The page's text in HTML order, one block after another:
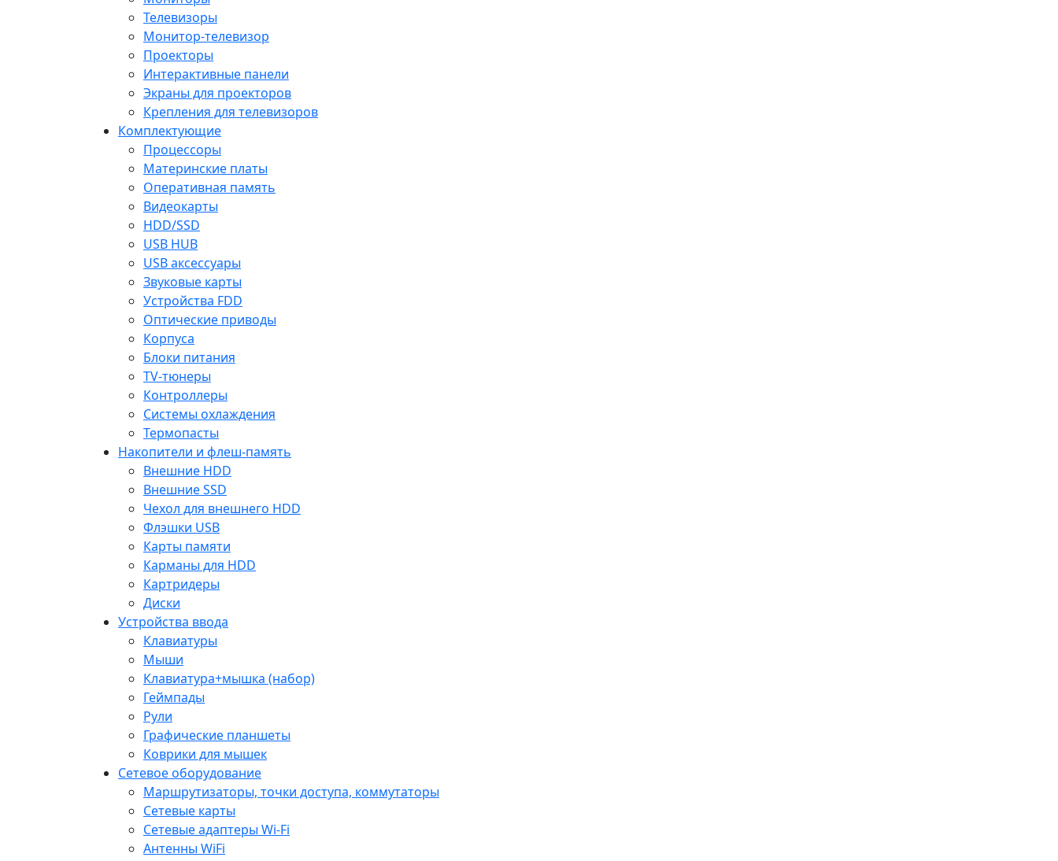
Телевизоры
Монитор-телевизор
Проекторы
Интерактивные панели
Экраны для проекторов
Крепления для телевизоров
Комплектующие
Процессоры
Материнские платы
Оперативная память
Видеокарты
HDD/SSD
USB HUB
USB аксессуары
Звуковые карты
Устройства FDD
Оптические приводы
Корпуса
Блоки питания
TV-тюнеры
Контроллеры
Системы охлаждения
Термопасты
Накопители и флеш-память
Внешние HDD
Внешние SSD
Чехол для внешнего HDD
Флэшки USB
Карты памяти
Карманы для HDD
Картридеры
Диски
Устройства ввода
Клавиатуры
Мыши
Клавиатура+мышка (набор)
Геймпады
Рули
Графические планшеты
Коврики для мышек
Сетевое оборудование
Маршрутизаторы, точки доступа, коммутаторы
Сетевые карты
Сетевые адаптеры Wi-Fi
Антенны WiFi